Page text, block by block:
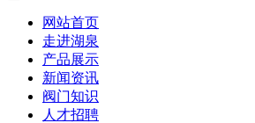
网站首页
走进湖泉
产品展示
新闻资讯
阀门知识
人才招聘